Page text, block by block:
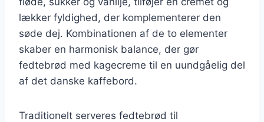
lækker fyldighed, der komplementerer den
søde dej. Kombinationen af de to elementer
skaber en harmonisk balance, der gør
fedtebrød med kagecreme til en uundgåelig del
af det danske kaffebord.
Traditionelt serveres fedtebrød til